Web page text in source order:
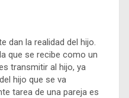
dan la realidad del hijo.
que se recibe como un
transmitir al hijo, ya
hijo que se va
tarea de una pareja es